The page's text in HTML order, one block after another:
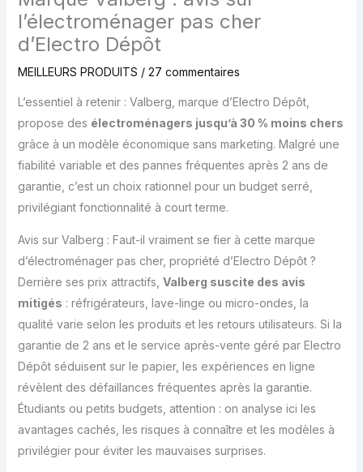
l’électroménager pas cher
d’Electro Dépôt
MEILLEURS PRODUITS / 27 commentaires
L’essentiel à retenir : Valberg, marque d’Electro Dépôt,
propose des électroménagers jusqu’à 30 % moins chers
grâce à un modèle économique sans marketing. Malgré une
fiabilité variable et des pannes fréquentes après 2 ans de
garantie, c’est un choix rationnel pour un budget serré,
privilégiant fonctionnalité à court terme.
Avis sur Valberg : Faut-il vraiment se fier à cette marque
d’électroménager pas cher, propriété d’Electro Dépôt ?
Derrière ses prix attractifs, Valberg suscite des avis
mitigés : réfrigérateurs, lave-linge ou micro-ondes, la
qualité varie selon les produits et les retours utilisateurs. Si la
garantie de 2 ans et le service après-vente géré par Electro
Dépôt séduisent sur le papier, les expériences en ligne
révèlent des défaillances fréquentes après la garantie.
Étudiants ou petits budgets, attention : on analyse ici les
avantages cachés, les risques à connaître et les modèles à
privilégier pour éviter les mauvaises surprises.